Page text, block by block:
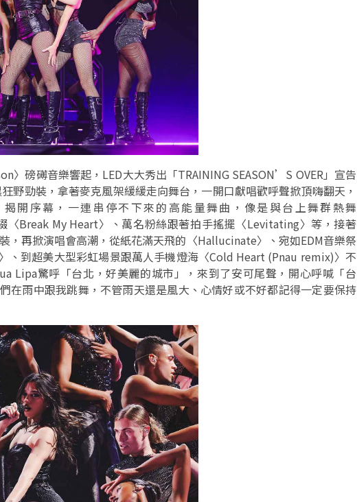
〉磅礡音樂響起，LED大大秀出「TRAINING SEASON’S OVER」宣告
野勁裝，拿著麥克風架緩緩走向舞台，一開口獻唱歡呼聲掀頂嗨翻天，
揭開序幕，一連串停不下來的高能量舞曲，像是與台上舞群熱舞
〈Break My Heart〉、萬名粉絲跟著拍手搖擺〈Levitating〉等，接著
，再掀演唱會高潮，從紙花滿天飛的〈Hallucinate〉、宛如EDM音樂祭
、到超美大型彩虹場景跟萬人手機燈海〈Cold Heart (Pnau remix)〉不
Lipa驚呼「台北，好美麗的城市」，來到了安可尾聲，開心呼喊「台
在雨中跟我跳舞，不管雨天還是風大、心情好或不好都記得一定要保持